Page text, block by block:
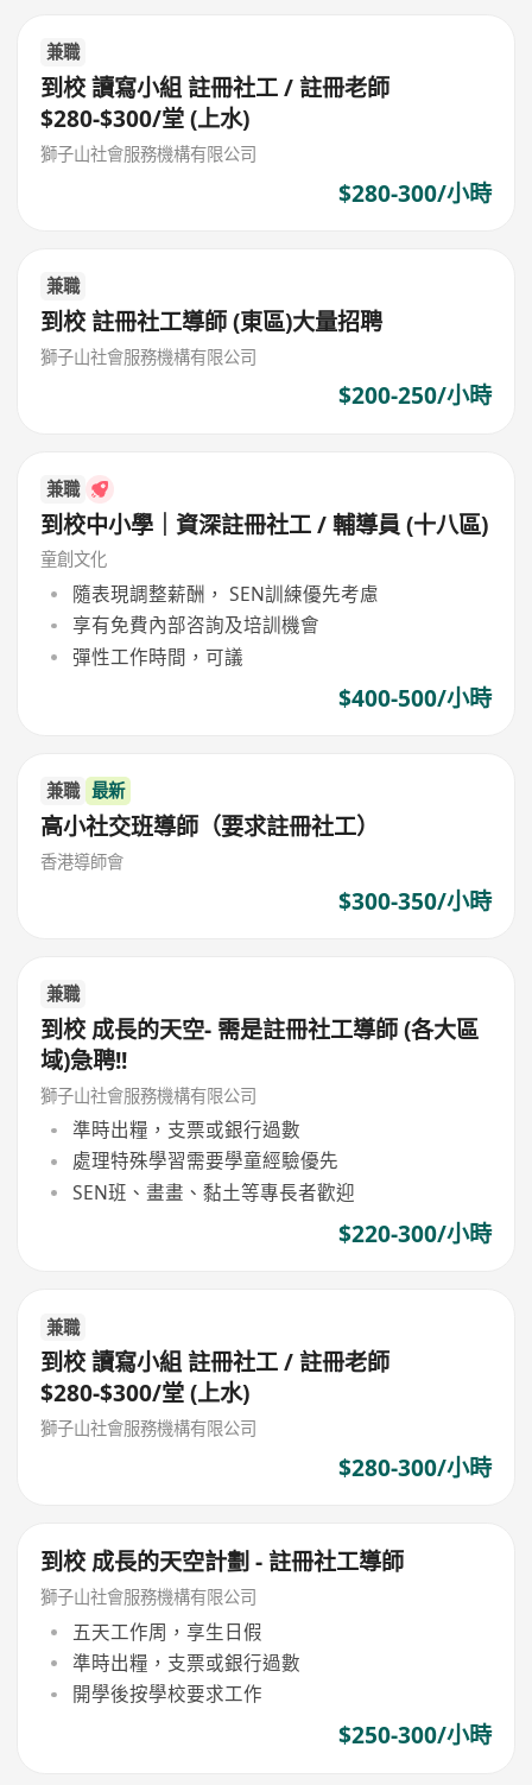
兼職
到校 讀寫小組 註冊社工 / 註冊老師
$280-$300/堂 (上水)
獅子山社會服務機構有限公司
$280-300/小時
兼職
到校 註冊社工導師 (東區)大量招聘
獅子山社會服務機構有限公司
$200-250/小時
兼職
到校中小學｜資深註冊社工 / 輔導員 (十八區)
童創文化
隨表現調整薪酬， SEN訓練優先考慮
享有免費內部咨詢及培訓機會
彈性工作時間，可議
$400-500/小時
兼職 最新
高小社交班導師（要求註冊社工）
香港導師會
$300-350/小時
兼職
到校 成長的天空- 需是註冊社工導師 (各大區
域)急聘!!
獅子山社會服務機構有限公司
準時出糧，支票或銀行過數
處理特殊學習需要學童經驗優先
SEN班、畫畫、黏土等專長者歡迎
$220-300/小時
兼職
到校 讀寫小組 註冊社工 / 註冊老師
$280-$300/堂 (上水)
獅子山社會服務機構有限公司
$280-300/小時
到校 成長的天空計劃 - 註冊社工導師
獅子山社會服務機構有限公司
五天工作周，享生日假
準時出糧，支票或銀行過數
開學後按學校要求工作
$250-300/小時